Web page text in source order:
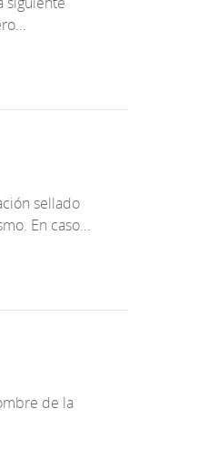
sellado
En caso…
de la